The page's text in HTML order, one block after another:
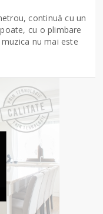
continuă cu un
cu o plimbare
nu mai este